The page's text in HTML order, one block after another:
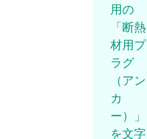
用の
「断熱
材用プ
ラグ
（アン
カ
ー）」
を文字